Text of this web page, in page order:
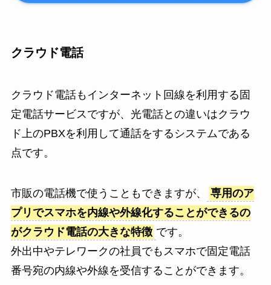
クラウド電話
クラウド電話もインターネット回線を利用する固
定電話サービスですが、光電話との違いはクラウ
ド上のPBXを利用して通話をするシステムである
点です。
市販の電話機で使うこともできますが、
専用のア
プリでスマホを内線や外線化することができるの
がクラウド電話の大きな特徴 です。
外出中やテレワークの社員でもスマホで固定電話
番号宛の内線や外線を受信することができます。